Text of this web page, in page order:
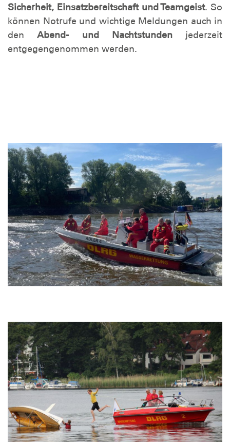
Sicherheit, Einsatzbereitschaft und Teamgeist. So
können Notrufe und wichtige Meldungen auch in
denAbend- und Nachtstundenjederzeit
entgegengenommen werden.